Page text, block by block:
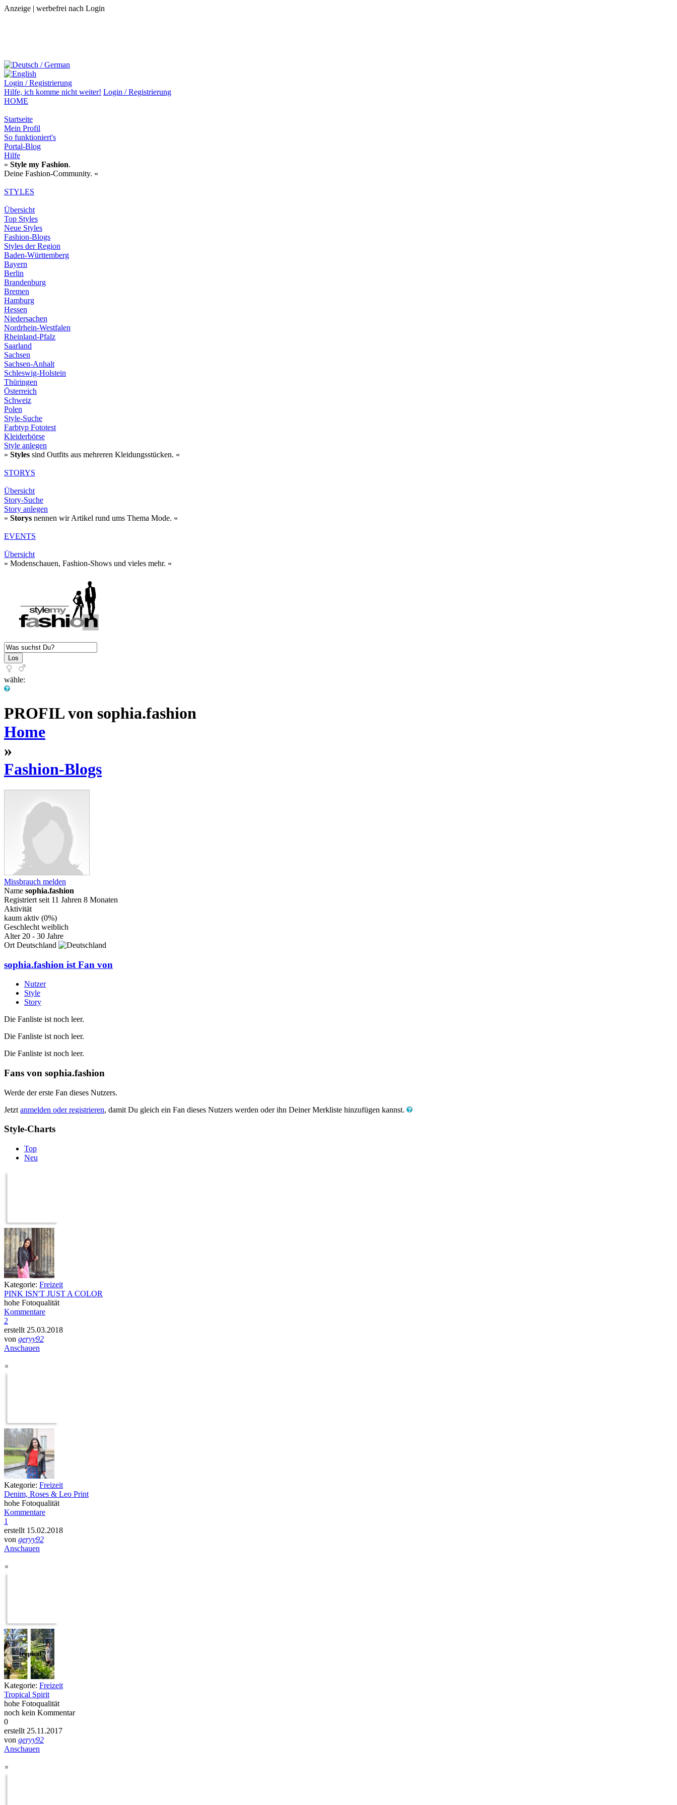
Anzeige | werbefrei nach Login
Login / Registrierung
Hilfe, ich komme nicht weiter! Login / Registrierung
HOME
Startseite
Mein Profil
So funktioniert's
Portal-Blog
Hilfe
» Style my Fashion.
Deine Fashion-Community. «
STYLES
Übersicht
Top Styles
Neue Styles
Fashion-Blogs
Styles der Region
Baden-Württemberg
Bayern
Berlin
Brandenburg
Bremen
Hamburg
Hessen
Niedersachen
Nordrhein-Westfalen
Rheinland-Pfalz
Saarland
Sachsen
Sachsen-Anhalt
Schleswig-Holstein
Thüringen
Österreich
Schweiz
Polen
Style-Suche
Farbtyp Fototest
Kleiderbörse
Style anlegen
» Styles sind Outfits aus mehreren Kleidungsstücken. «
STORYS
Übersicht
Story-Suche
Story anlegen
» Storys nennen wir Artikel rund ums Thema Mode. «
EVENTS
Übersicht
» Modenschauen, Fashion-Shows und vieles mehr. «
wähle:
PROFIL von sophia.fashion
Home
»
Fashion-Blogs
Missbrauch melden
Name sophia.fashion
Registriert seit 11 Jahren 8 Monaten
Aktivität
kaum aktiv (0%)
Geschlecht weiblich
Alter 20 - 30 Jahre
Ort Deutschland
sophia.fashion ist Fan von
Nutzer
Style
Story
Die Fanliste ist noch leer.
Die Fanliste ist noch leer.
Die Fanliste ist noch leer.
Fans von sophia.fashion
Werde der erste Fan dieses Nutzers.
Jetzt anmelden oder registrieren, damit Du gleich ein Fan dieses Nutzers werden oder ihn Deiner Merkliste hinzufügen kannst.
Style-Charts
Top
Neu
Kategorie: Freizeit
PINK ISN'T JUST A COLOR
hohe Fotoqualität
Kommentare
2
erstellt 25.03.2018
von geryy92
Anschauen
Kategorie: Freizeit
Denim, Roses & Leo Print
hohe Fotoqualität
Kommentare
1
erstellt 15.02.2018
von geryy92
Anschauen
Kategorie: Freizeit
Tropical Spirit
hohe Fotoqualität
noch kein Kommentar
0
erstellt 25.11.2017
von geryy92
Anschauen